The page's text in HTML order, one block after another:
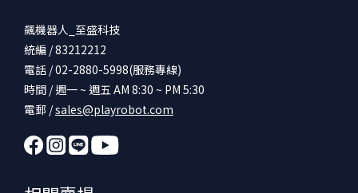
飆機器人_至盛科技
統編 / 83212212
電話 / 02-2880-5998(服務專線)
時間 / 週一 ~ 週五 AM 8:30 ~ PM 5:30
電郵 /sales@playrobot.com